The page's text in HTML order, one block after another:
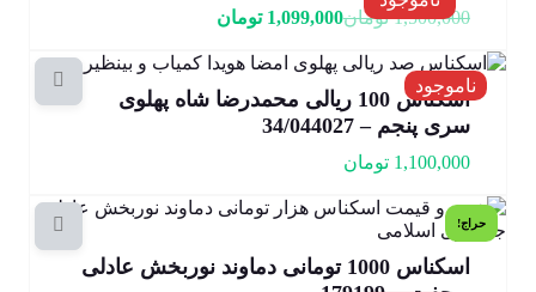
1,500,000 تومان1,099,000 تومان
ناموجود
اسکناس 100 ریالی محمدرضا شاه پهلوی
سری پنجم – 34/044027
1,100,000 تومان
حراج!
اسکناس 1000 تومانی دماوند نوربخش عادلی